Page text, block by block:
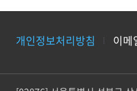
개인정보처리방침 이메